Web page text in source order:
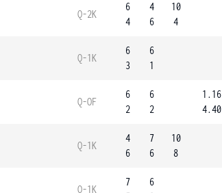
Q-2K
6
4
4
6
10
4
Q-1K
6
3
6
1
Q-OF
6
2
6
2
1.16
4.40
Q-1K
4
6
7
6
10
8
Q-1K
7
6